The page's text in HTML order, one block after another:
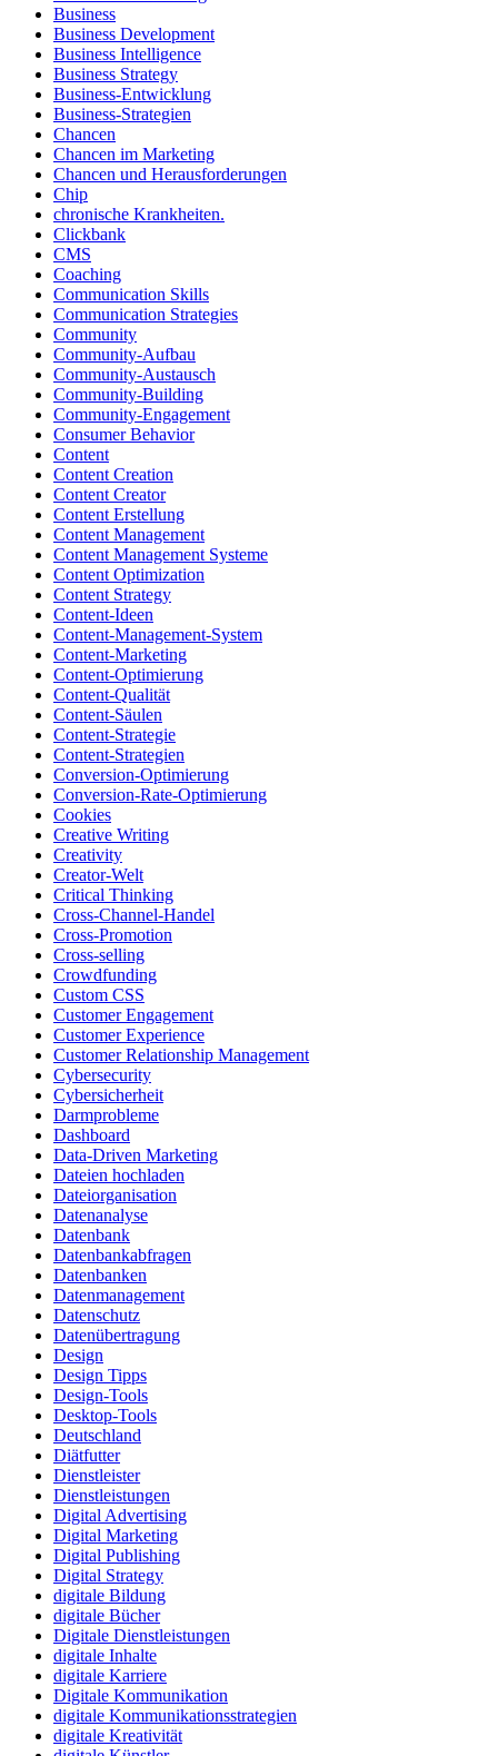
Business
Business Development
Business Intelligence
Business Strategy
Business-Entwicklung
Business-Strategien
Chancen
Chancen im Marketing
Chancen und Herausforderungen
Chip
chronische Krankheiten.
Clickbank
CMS
Coaching
Communication Skills
Communication Strategies
Community
Community-Aufbau
Community-Austausch
Community-Building
Community-Engagement
Consumer Behavior
Content
Content Creation
Content Creator
Content Erstellung
Content Management
Content Management Systeme
Content Optimization
Content Strategy
Content-Ideen
Content-Management-System
Content-Marketing
Content-Optimierung
Content-Qualität
Content-Säulen
Content-Strategie
Content-Strategien
Conversion-Optimierung
Conversion-Rate-Optimierung
Cookies
Creative Writing
Creativity
Creator-Welt
Critical Thinking
Cross-Channel-Handel
Cross-Promotion
Cross-selling
Crowdfunding
Custom CSS
Customer Engagement
Customer Experience
Customer Relationship Management
Cybersecurity
Cybersicherheit
Darmprobleme
Dashboard
Data-Driven Marketing
Dateien hochladen
Dateiorganisation
Datenanalyse
Datenbank
Datenbankabfragen
Datenbanken
Datenmanagement
Datenschutz
Datenübertragung
Design
Design Tipps
Design-Tools
Desktop-Tools
Deutschland
Diätfutter
Dienstleister
Dienstleistungen
Digital Advertising
Digital Marketing
Digital Publishing
Digital Strategy
digitale Bildung
digitale Bücher
Digitale Dienstleistungen
digitale Inhalte
digitale Karriere
Digitale Kommunikation
digitale Kommunikationsstrategien
digitale Kreativität